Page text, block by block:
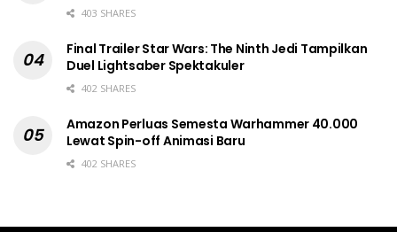
403 SHARES
Final Trailer Star Wars: The Ninth Jedi Tampilkan
Duel Lightsaber Spektakuler
402 SHARES
Amazon Perluas Semesta Warhammer 40.000
Lewat Spin-off Animasi Baru
402 SHARES